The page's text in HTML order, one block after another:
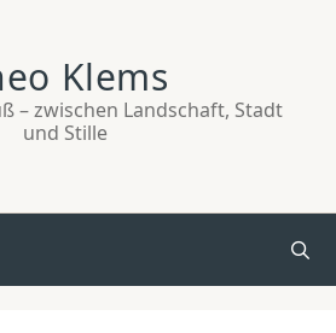
Klems
– zwischen Landschaft, Stadt
und Stille